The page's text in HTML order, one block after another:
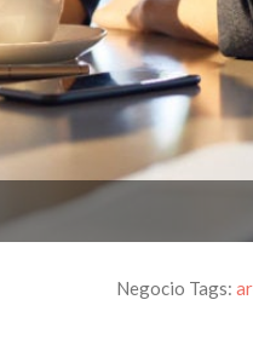
Negocio Tags: